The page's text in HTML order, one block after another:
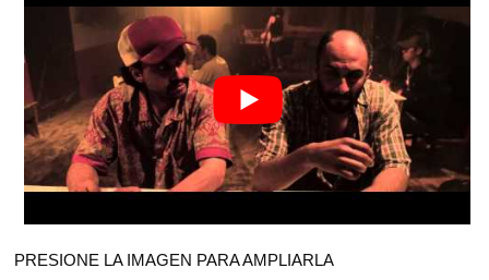
PRESIONE LA IMAGEN PARA AMPLIARLA